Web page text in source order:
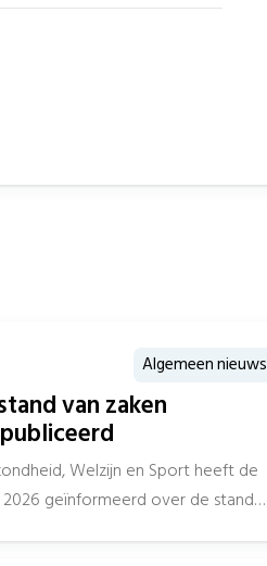
Algemeen nieuws
van zaken
Welzijn en Sport heeft de
geïnformeerd over de stand